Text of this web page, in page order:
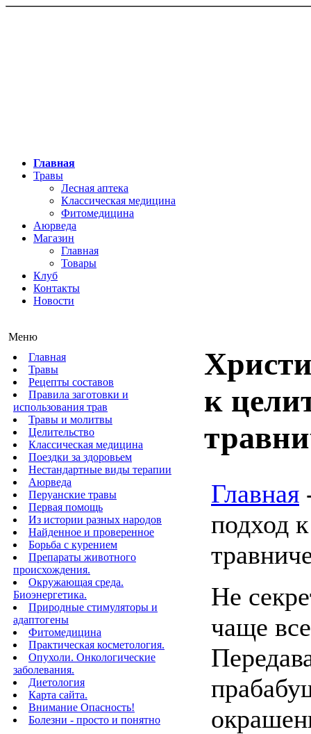
Главная
Травы
Лесная аптека
Классическая медицина
Фитомедицина
Аюрведа
Магазин
Главная
Товары
Клуб
Контакты
Новости
Меню
Главная
Травы
Рецепты составов
Правила заготовки и
использования трав
Травы и молитвы
Целительство
Классическая медицина
Поездки за здоровьем
Нестандартные виды терапии
Аюрведа
Перуанские травы
Первая помощь
Из истории разных народов
Найденное и проверенное
Борьба с курением
Препараты животного
происхождения.
Окружающая среда.
Биоэнергетика.
Природные стимуляторы и
адаптогены
Фитомедицина
Практическая косметология.
Опухоли. Онкологические
заболевания.
Диетология
Карта сайта.
Внимание Опасность!
Болезни - просто и понятно
к
Главная
подход
Не
чаще